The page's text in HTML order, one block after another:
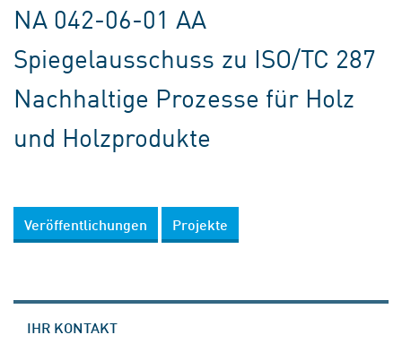
NA 042-06-01 AA
Spiegelausschuss zu ISO/TC 287
Nachhaltige Prozesse für Holz
und Holzprodukte
Veröffentlichungen Projekte
IHR KONTAKT